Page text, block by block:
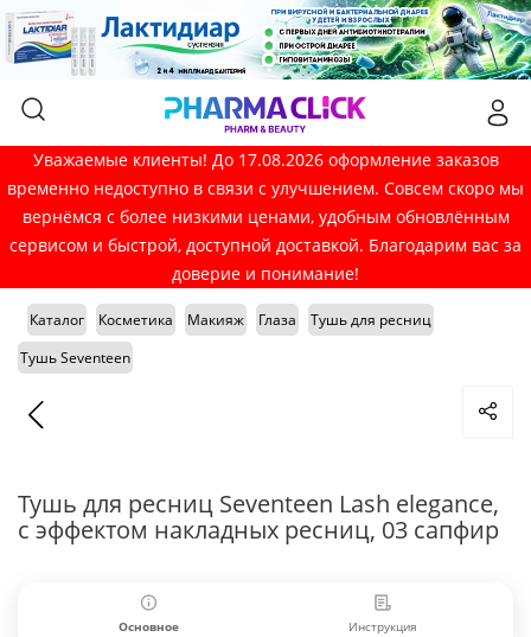
Уважаемые клиенты! До 17.08.2026 оформление заказов
временно недоступно в связи с улучшением. Совсем скоро мы
вернёмся с более низкими ценами, удобным обновлённым
сервисом и быстрой, доступной доставкой. Благодарим вас за
доверие и понимание!
Каталог Косметика Макияж Глаза
Тушь для ресниц
Тушь Seventeen
Тушь для ресниц Seventeen Lash elegance,
с эффектом накладных ресниц, 03 сапфир
Основное Инструкция